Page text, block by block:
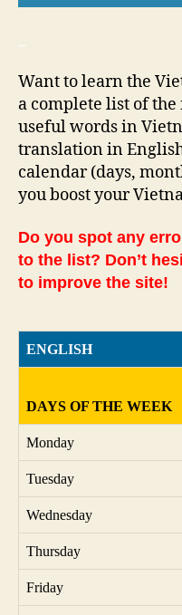
Want to learn the
a complete list of
useful words in
translation in
calendar (days,
you boost your
Do you spot any
to the list? Don’t
to improve the site!
ENGLISH
DAYS OF THE WEEK
Monday
Tuesday
Wednesday
Thursday
Friday